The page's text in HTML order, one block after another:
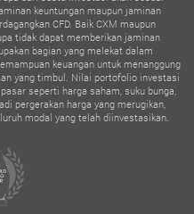
keuntungan maupun jaminan
CFD. Baik CXM maupun
tidak dapat memberikan jaminan
bagian yang melekat dalam
keuangan untuk menanggung
yang timbul. Nilai portofolio investasi
seperti harga saham, suku bunga,
pergerakan harga yang merugikan,
modal yang telah diinvestasikan.